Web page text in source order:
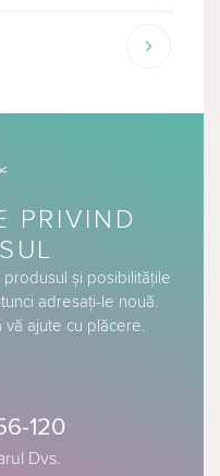
PRIVIND
și posibilitățile
adresați-le nouă.
ajute cu plăcere.
Dvs.
120